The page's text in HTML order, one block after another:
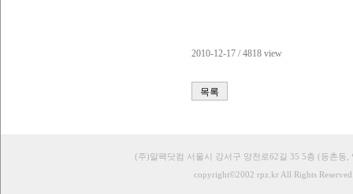
2010-12-17 / 4818 view
목록
(주)알팩닷컴 서울시 강서구 양천로62길 35 5층 (등촌동,
copyright©2002 rpz.kr All Rights